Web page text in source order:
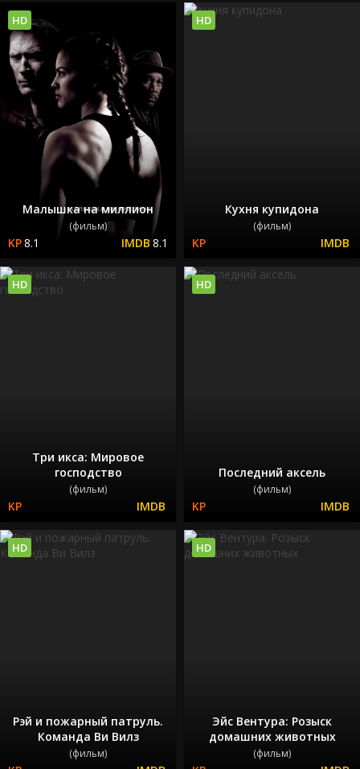
Малышка на миллион
(фильм)
8.1 8.1
HD
Кухня купидона
(фильм)
HD
Три икса: Мировое
господство
(фильм)
HD
Последний аксель
(фильм)
HD
Рэй и пожарный патруль.
Команда Ви Вилз
(фильм)
HD
Эйс Вентура: Розыск
домашних животных
(фильм)
HD